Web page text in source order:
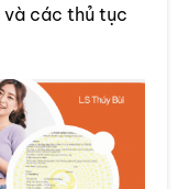
và các thủ tục